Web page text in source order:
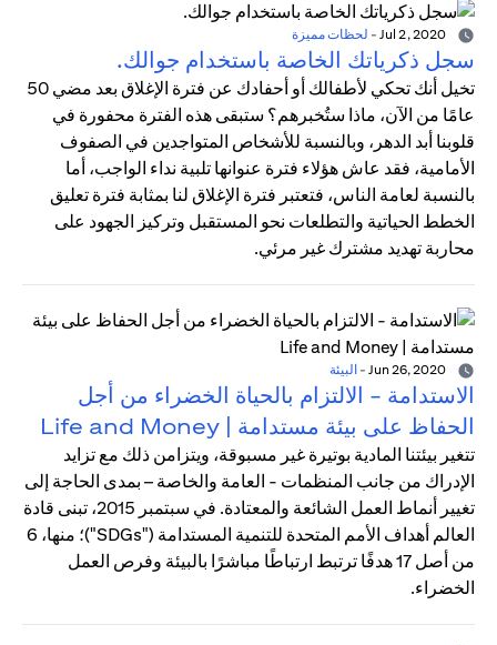
- لحظات مميزة
سجل ذكرياتك الخاصة باستخدام جوالك.
تخيل أنك تحكي لأطفالك أو أحفادك عن فترة الإغلاق بعد مضي 50
عامًا من الآن، ماذا ستُخبرهم؟ ستبقى هذه الفترة محفورة في
قلوبنا أبد الدهر، وبالنسبة للأشخاص المتواجدين في الصفوف
الأمامية، فقد عاش هؤلاء فترة عنوانها تلبية نداء الواجب، أما
بالنسبة لعامة الناس، فتعتبر فترة الإغلاق لنا بمثابة فترة تعليق
الخطط الحياتية والتطلعات نحو المستقبل وتركيز الجهود على
محاربة تهديد مشترك غير مرئي.
- البيئة
الاستدامة - الالتزام بالحياة الخضراء من أجل
الحفاظ على بيئة مستدامة | Life and Money
تتغير بيئتنا المادية بوتيرة غير مسبوقة، ويتزامن ذلك مع تزايد
الإدراك من جانب المنظمات - العامة والخاصة – بمدى الحاجة إلى
تغيير أنماط العمل الشائعة والمعتادة. في سبتمبر 2015، تبنى قادة
العالم أهداف الأمم المتحدة للتنمية المستدامة ("SDGs")؛ منها، 6
من أصل 17 هدفًا ترتبط ارتباطًا مباشرًا بالبيئة وفرص العمل
الخضراء.